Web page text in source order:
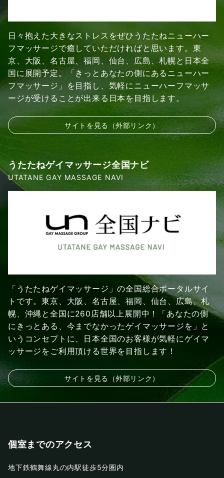
日々抱えた大きなストレスをぜひうたたねニューハー
フマッサージで癒していただければと思います。東
京、大阪、名古屋、福岡、仙台、広島、札幌と日本全
国に展開予定。「きっとあなたの側にあるニューハー
フマッサージ」を目指し、気軽にニューハーフマッサ
ージが受けることが出来る日本を目指します。
サイトを見る（外部リンク）
うたたねゲイマッサージ全国ナビ
UTATANE GAY MASSAGE NAVI
「うたたねゲイマッサージ」の全国総合ポータルサイ
トです。東京、大阪、名古屋、福岡、仙台、広島、札
幌、沖縄と全国に260店舗以上展開中！「あなたの側
にきっとある、今までなかったゲイマッサージを」と
いうコンセプトに、日本全国のお客様が気軽にゲイマ
ッサージをご利用頂ける世界を目指します！
サイトを見る（外部リンク）
個室までのアクセス
地下鉄鶴舞線丸の内駅徒歩5分圏内